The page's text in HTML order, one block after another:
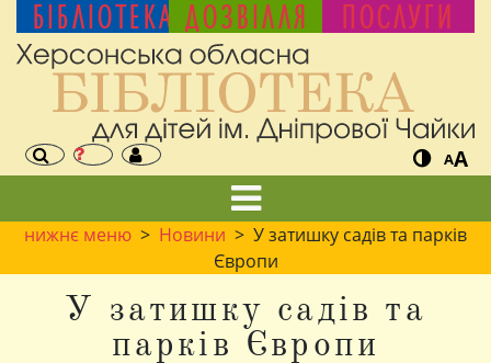
БІБЛІОТЕКА ДОЗВІЛЛЯ ПОСЛУГИ
AA
нижнє меню > Новини > У затишку садів та парків
Європи
У затишку садів та
парків Європи